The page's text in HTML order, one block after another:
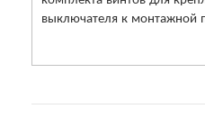
выключателя к монтажной